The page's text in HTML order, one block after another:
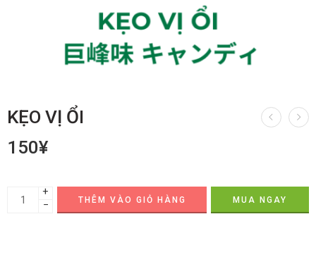
KẸO VỊ ỔI
150¥
+
−
THÊM VÀO GIỎ HÀNG MUA NGAY